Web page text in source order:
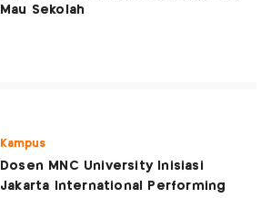
Mau Sekolah
Kampus
Dosen MNC University Inisiasi
Jakarta International Performing